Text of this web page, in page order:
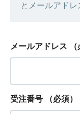
とメールアドレ
メールアドレス
受注番号 （必須）